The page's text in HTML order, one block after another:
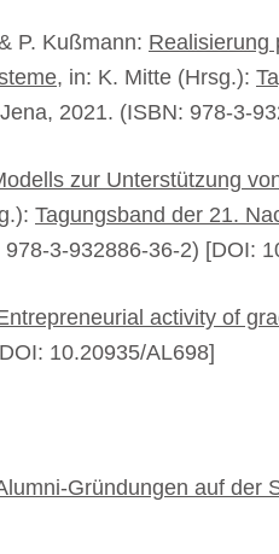
P. Kußmann: Realisierung
, in: K. Mitte (Hrsg.):
2021. (ISBN: 978-3-
zur Unterstützung
Tagungsband der 21.
3-932886-36-2) [DOI:
activity of
10.20935/AL698]
Gründungen auf der